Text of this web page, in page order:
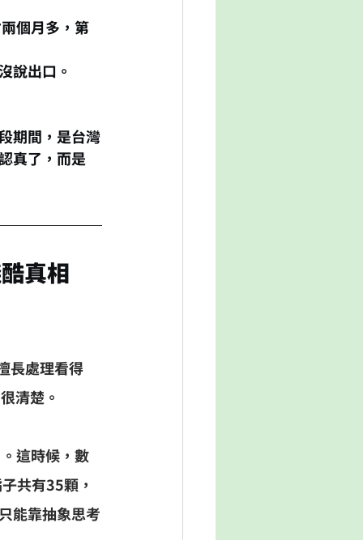
個月多，第
說出口。
期間，是台灣
真了，而是
真相
長處理看得
清楚。
這時候，數
共有35顆，
能靠抽象思考